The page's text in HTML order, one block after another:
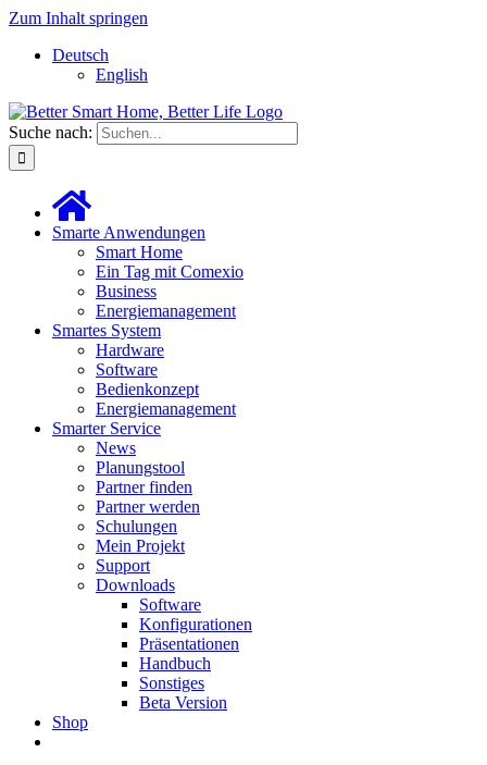
Zum Inhalt springen
Deutsch
English
Suche nach:
Smarte Anwendungen
Smart Home
Ein Tag mit Comexio
Business
Energiemanagement
Smartes System
Hardware
Software
Bedienkonzept
Energiemanagement
Smarter Service
News
Planungstool
Partner finden
Partner werden
Schulungen
Mein Projekt
Support
Downloads
Software
Konfigurationen
Präsentationen
Handbuch
Sonstiges
Beta Version
Shop